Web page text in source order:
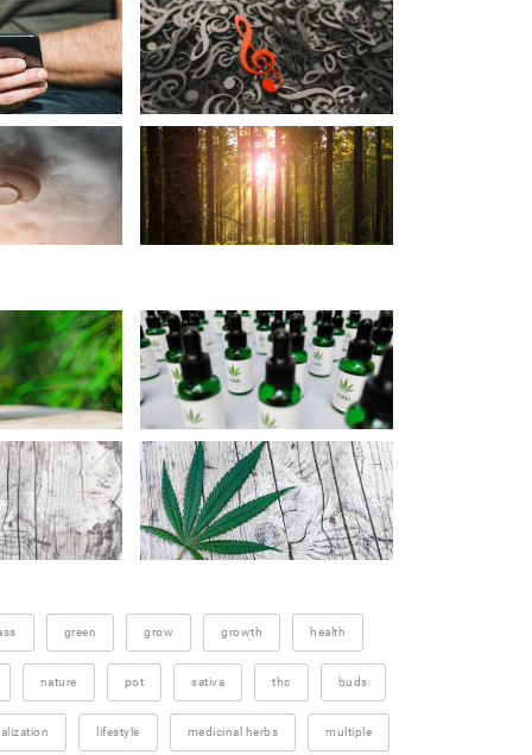
green grow growth health
nature pot sativa thc buds
lifestyle medicinal herbs multiple